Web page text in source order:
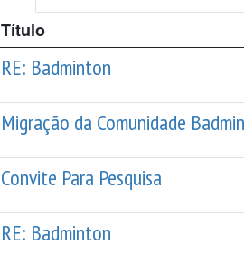
Título
RE: Badminton
Migração da Comunidade
Convite Para Pesquisa
RE: Badminton